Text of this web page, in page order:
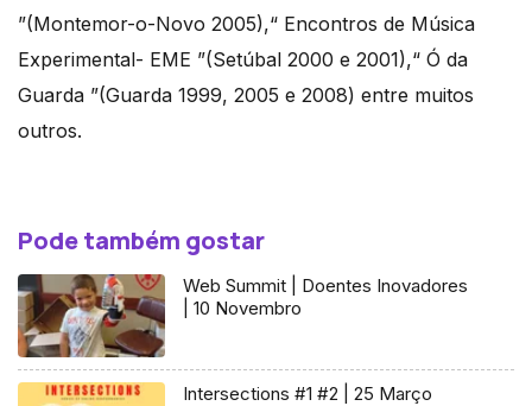
”(Montemor-o-Novo 2005),“ Encontros de Música
Experimental- EME ”(Setúbal 2000 e 2001),“ Ó da
Guarda ”(Guarda 1999, 2005 e 2008) entre muitos
outros.
Pode também gostar
Web Summit | Doentes Inovadores
| 10 Novembro
Intersections #1 #2 | 25 Março